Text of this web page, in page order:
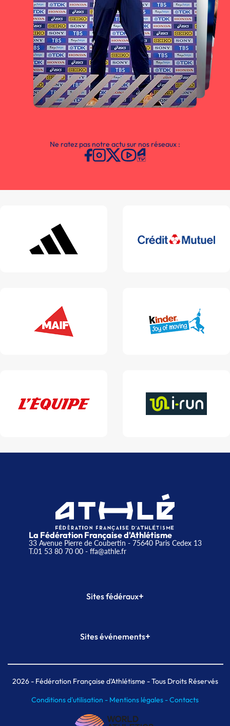
Ne ratez pas notre actu sur nos réseaux :
La Fédération Française d'Athlétisme
33 Avenue Pierre de Coubertin - 75640 Paris Cedex 13
T.01 53 80 70 00- ffa@athle.fr
Sites fédéraux+
Plateforme Formation
Sites événements+
Meeting de Paris indoor
MAIF Ekiden de Paris
2026- Fédération Française d'Athlétisme - Tous Droits Réservés
Conditions d'utilisation - Mentions légales -Contacts